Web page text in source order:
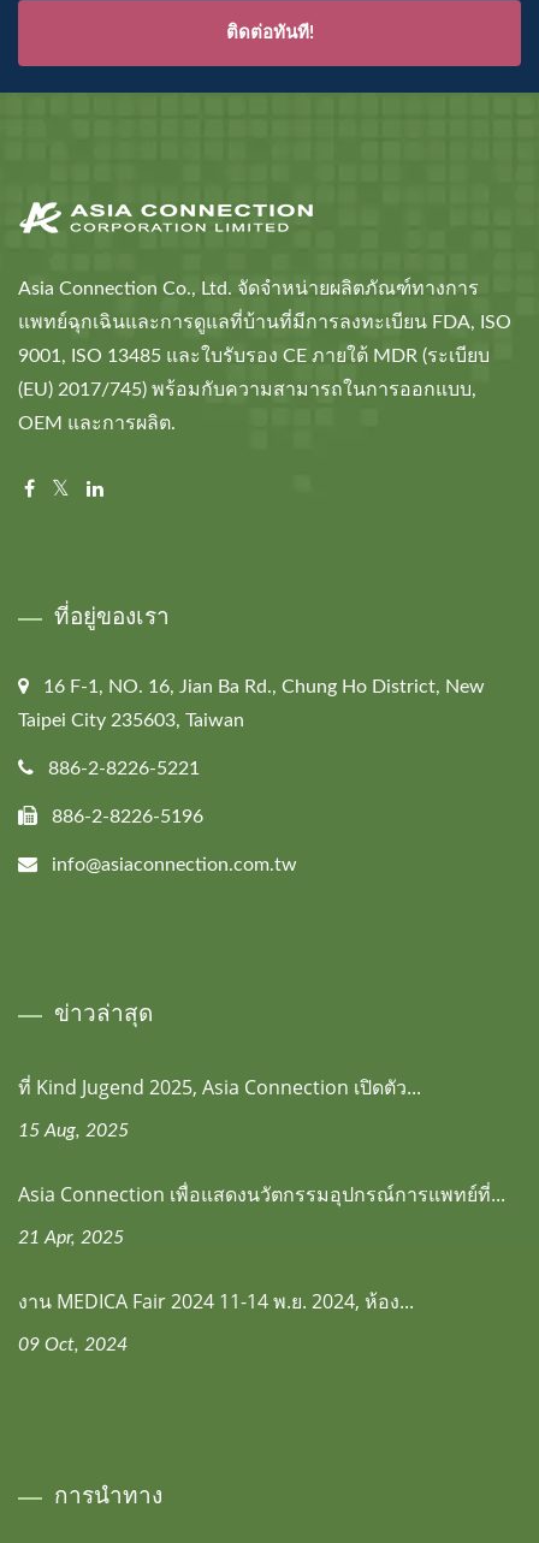
ติดต่อทันที!
Asia Connection Co., Ltd. จัดจำหน่ายผลิตภัณฑ์ทางการ
แพทย์ฉุกเฉินและการดูแลที่บ้านที่มีการลงทะเบียน FDA, ISO
9001, ISO 13485 และใบรับรอง CE ภายใต้ MDR (ระเบียบ
(EU) 2017/745) พร้อมกับความสามารถในการออกแบบ,
OEM และการผลิต.
ที่อยู่ของเรา
16 F-1, NO. 16, Jian Ba Rd., Chung Ho District, New
Taipei City 235603, Taiwan
886-2-8226-5221
886-2-8226-5196
info@asiaconnection.com.tw
ข่าวล่าสุด
ที่ Kind Jugend 2025, Asia Connection เปิดตัว...
15 Aug, 2025
Asia Connection เพื่อแสดงนวัตกรรมอุปกรณ์การแพทย์ที่...
21 Apr, 2025
งาน MEDICA Fair 2024 11-14 พ.ย. 2024, ห้อง...
09 Oct, 2024
การนำทาง